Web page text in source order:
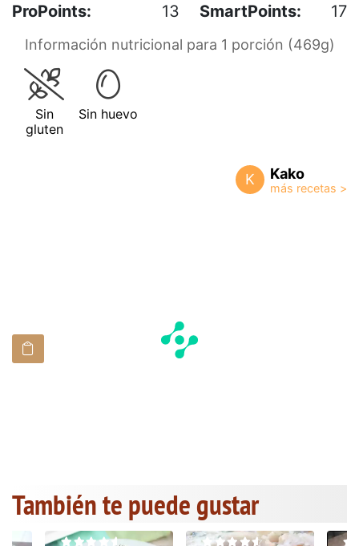
ProPoints:
13 SmartPoints: 17
Información nutricional para 1 porción (469g)
Sin
gluten
Sin huevo
K Kako
También te puede gustar